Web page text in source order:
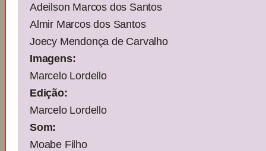
Adeilson Marcos dos Santos
Almir Marcos dos Santos
Joecy Mendonça de Carvalho
Imagens:
Marcelo Lordello
Edição:
Marcelo Lordello
Som:
Moabe Filho